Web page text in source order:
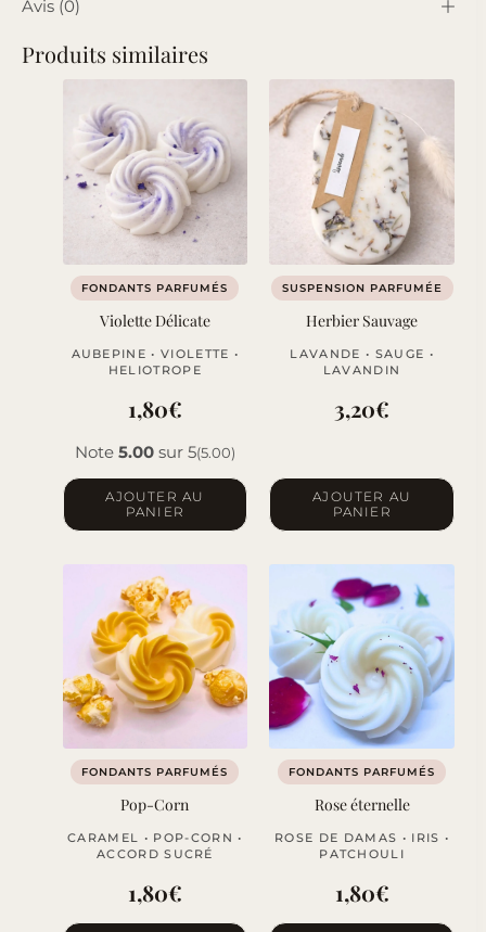
Avis (0)
Produits similaires
FONDANTS PARFUMÉS
Violette Délicate
AUBEPINE • VIOLETTE •
HELIOTROPE
1,80€
Note 5.00sur 5(5.00)
AJOUTER AU
PANIER
SUSPENSION PARFUMÉE
Herbier Sauvage
LAVANDE • SAUGE •
LAVANDIN
3,20€
AJOUTER AU
PANIER
FONDANTS PARFUMÉS
Pop-Corn
CARAMEL • POP-CORN •
ACCORD SUCRÉ
1,80€
FONDANTS PARFUMÉS
Rose éternelle
ROSE DE DAMAS • IRIS •
PATCHOULI
1,80€